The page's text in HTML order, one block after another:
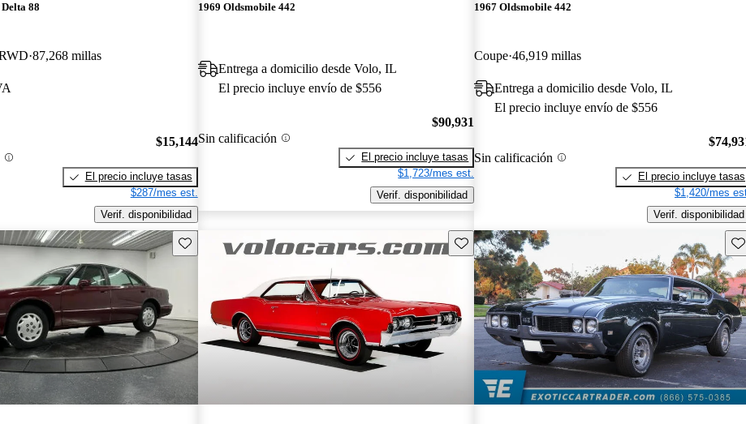
88
87,268 millas
$15,144
El precio incluye tasas
$287/mes est.
Verif. disponibilidad
1969 Oldsmobile 442
Entrega a domicilio desde Volo, IL
El precio incluye envío de $556
Sin calificación
$90,931
El precio incluye tasas
$1,723/mes est.
Verif. disponibilidad
1967 Oldsmobile 442
Coupe 46,919 millas
Entrega a domicilio desde Volo, IL
El precio incluye envío de $556
Sin calificación
El precio incluye tasas
$1,420/mes
Verif. disponibilidad
Guarda este Aviso Guarda este Aviso